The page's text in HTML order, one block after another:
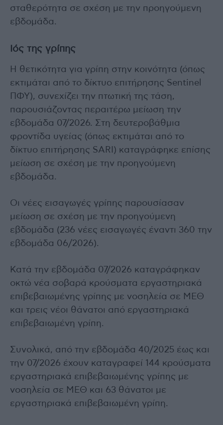
σταθερότητα σε σχέση με την προηγούμενη
εβδομάδα.
Ιός της γρίπης
Η θετικότητα για γρίπη στην κοινότητα (όπως
εκτιμάται από το δίκτυο επιτήρησης Sentinel
ΠΦΥ), συνεχίζει την πτωτική της τάση,
παρουσιάζοντας περαιτέρω μείωση την
εβδομάδα 07/2026. Στη δευτεροβάθμια
φροντίδα υγείας (όπως εκτιμάται από το
δίκτυο επιτήρησης SARI) καταγράφηκε επίσης
μείωση σε σχέση με την προηγούμενη
εβδομάδα.
Οι νέες εισαγωγές γρίπης παρουσίασαν
μείωση σε σχέση με την προηγούμενη
εβδομάδα (236 νέες εισαγωγές έναντι 360 την
εβδομάδα 06/2026).
Κατά την εβδομάδα 07/2026 καταγράφηκαν
οκτώ νέα σοβαρά κρούσματα εργαστηριακά
επιβεβαιωμένης γρίπης με νοσηλεία σε ΜΕΘ
και τρεις νέοι θάνατοι από εργαστηριακά
επιβεβαιωμένη γρίπη.
Συνολικά, από την εβδομάδα 40/2025 έως και
την 07/2026 έχουν καταγραφεί 144 κρούσματα
εργαστηριακά επιβεβαιωμένης γρίπης με
νοσηλεία σε ΜΕΘ και 63 θάνατοι με
εργαστηριακά επιβεβαιωμένη γρίπη.